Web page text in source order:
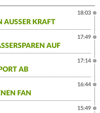
KRAFT
18:03
AUF
17:49
AB
17:14
FAN
16:44
15:49